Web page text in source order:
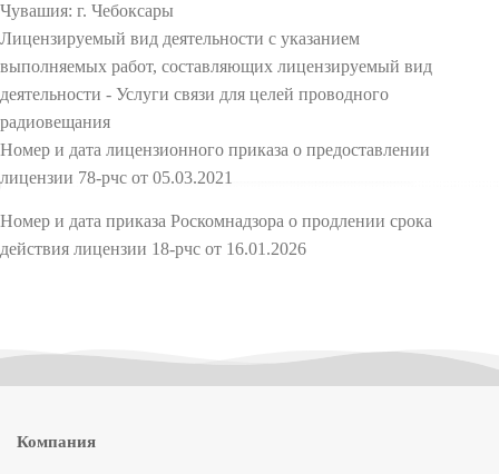
Чувашия: г. Чебоксары
Лицензируемый вид деятельности с указанием
выполняемых работ, составляющих лицензируемый вид
деятельности - Услуги связи для целей проводного
радиовещания
Номер и дата лицензионного приказа о предоставлении
лицензии 78-рчс от 05.03.2021
Номер и дата приказа Роскомнадзора о продлении срока
действия лицензии 18-рчс от 16.01.2026
Компания